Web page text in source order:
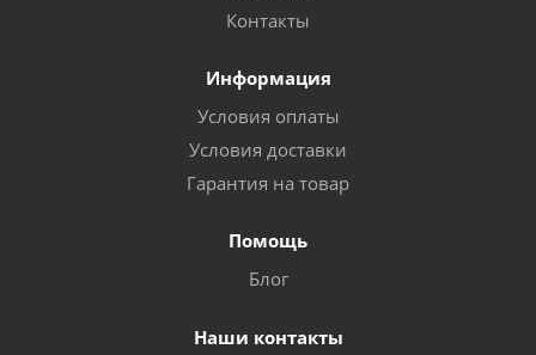
Контакты
Информация
Условия оплаты
Условия доставки
Гарантия на товар
Помощь
Блог
Наши контакты